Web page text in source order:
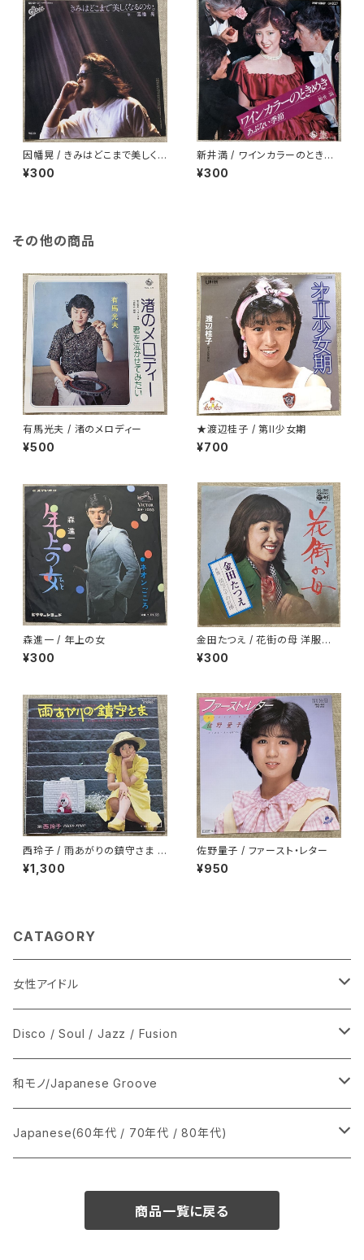
因幡晃 / きみはどこまで美しく
なるのか
¥300
新井満 / ワインカラーのときめ
き
¥300
その他の商品
有馬光夫 / 渚のメロディー
¥500
★渡辺桂子 / 第II少女期
¥700
森進一 / 年上の女
¥300
金田たつえ / 花街の母 洋服ジャ
ケ
¥300
西玲子 / 雨あがりの鎮守さま プ
ロモ
¥1,300
佐野量子 / ファースト・レター
¥950
CATAGORY
女性アイドル
シングル盤
あ行
か行
LP
CD
Disco / Soul / Jazz / Fusion
シングル盤
A
12インチ・シングル
和モノ/Japanese Groove
シングル盤
Japanese(60年代 / 70年代 / 80年代)
商品一覧に戻る